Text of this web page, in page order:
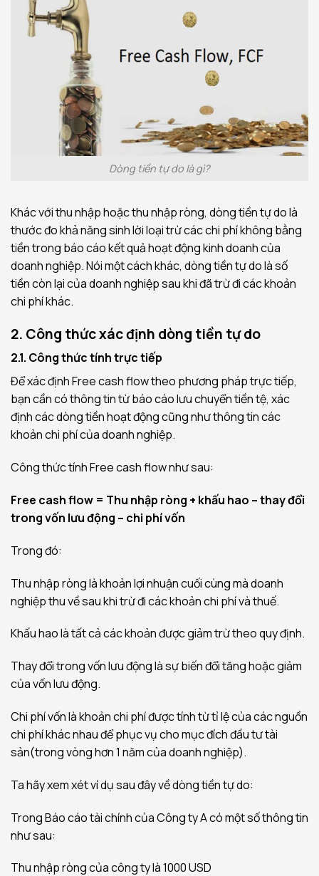
Dòng tiền tự do là gì?
Khác với thu nhập hoặc thu nhập ròng, dòng tiền tự do là
thước đo khả năng sinh lời loại trừ các chi phí không bằng
tiền trong báo cáo kết quả hoạt động kinh doanh của
doanh nghiệp. Nói một cách khác, dòng tiền tự do là số
tiền còn lại của doanh nghiệp sau khi đã trừ đi các khoản
chi phí khác.
2. Công thức xác định dòng tiền tự do
2.1. Công thức tính trực tiếp
Để xác định Free cash flow theo phương pháp trực tiếp,
bạn cần có thông tin từ báo cáo lưu chuyển tiền tệ, xác
định các dòng tiền hoạt động cũng như thông tin các
khoản chi phí của doanh nghiệp.
Công thức tính Free cash flow như sau:
Free cash flow = Thu nhập ròng + khấu hao – thay đổi
trong vốn lưu động – chi phí vốn
Trong đó:
Thu nhập ròng là khoản lợi nhuận cuối cùng mà doanh
nghiệp thu về sau khi trừ đi các khoản chi phí và thuế.
Khấu hao là tất cả các khoản được giảm trừ theo quy định.
Thay đổi trong vốn lưu động là sự biến đổi tăng hoặc giảm
của vốn lưu động.
Chi phí vốn là khoản chi phí được tính từ tỉ lệ của các nguồn
chi phí khác nhau để phục vụ cho mục đích đầu tư tài
sản(trong vòng hơn 1 năm của doanh nghiệp).
Ta hãy xem xét ví dụ sau đây về dòng tiền tự do:
Trong Báo cáo tài chính của Công ty A có một số thông tin
như sau:
Thu nhập ròng của công ty là 1000 USD